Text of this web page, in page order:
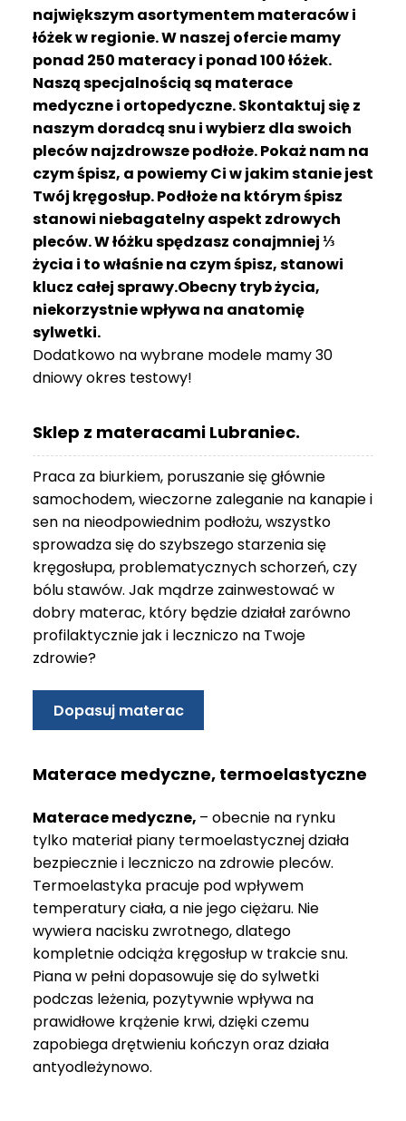
największym asortymentem materaców i
łóżek w regionie. W naszej ofercie mamy
ponad 250 materacy i ponad 100 łóżek.
Naszą specjalnością są materace
medyczne i ortopedyczne. Skontaktuj się z
naszym doradcą snu i wybierz dla swoich
pleców najzdrowsze podłoże. Pokaż nam na
czym śpisz, a powiemy Ci w jakim stanie jest
Twój kręgosłup. Podłoże na którym śpisz
stanowi niebagatelny aspekt zdrowych
pleców. W łóżku spędzasz conajmniej ⅓
życia i to właśnie na czym śpisz, stanowi
klucz całej sprawy.Obecny tryb życia,
niekorzystnie wpływa na anatomię
sylwetki.
Dodatkowo na wybrane modele mamy 30
dniowy okres testowy!
Sklep z materacami Lubraniec.
Praca za biurkiem, poruszanie się głównie
samochodem, wieczorne zaleganie na kanapie i
sen na nieodpowiednim podłożu, wszystko
sprowadza się do szybszego starzenia się
kręgosłupa, problematycznych schorzeń, czy
bólu stawów. Jak mądrze zainwestować w
dobry materac, który będzie działał zarówno
profilaktycznie jak i leczniczo na Twoje
zdrowie?
Dopasuj materac
Materace medyczne, termoelastyczne
Materace medyczne, – obecnie na rynku
tylko materiał piany termoelastycznej działa
bezpiecznie i leczniczo na zdrowie pleców.
Termoelastyka pracuje pod wpływem
temperatury ciała, a nie jego ciężaru. Nie
wywiera nacisku zwrotnego, dlatego
kompletnie odciąża kręgosłup w trakcie snu.
Piana w pełni dopasowuje się do sylwetki
podczas leżenia, pozytywnie wpływa na
prawidłowe krążenie krwi, dzięki czemu
zapobiega drętwieniu kończyn oraz działa
antyodleżynowo.